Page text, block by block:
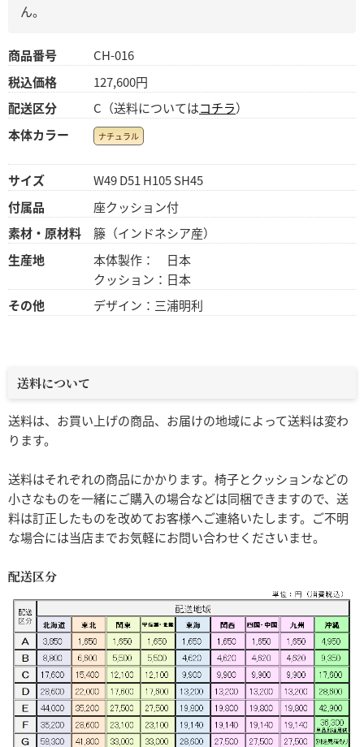
ん。
商品番号
CH-016
税込価格
127,600円
配送区分
C（送料についてはコチラ）
本体カラー
ナチュラル
サイズ
W49 D51 H105 SH45
付属品
座クッション付
素材・原材料
籐（インドネシア産）
生産地
本体製作： 日本
クッション：日本
その他
デザイン：三浦明利
送料について
送料は、お買い上げの商品、お届けの地域によって送料は変わ
ります。
送料はそれぞれの商品にかかります。椅子とクッションなどの
小さなものを一緒にご購入の場合などは同梱できますので、送
料は訂正したものを改めてお客様へご連絡いたします。ご不明
な場合には当店までお気軽にお問い合わせくださいませ。
配送区分